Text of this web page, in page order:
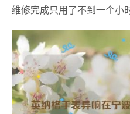
维修完成只用了不到一个小